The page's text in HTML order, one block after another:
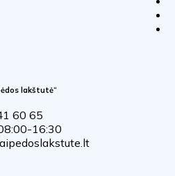
lakštutė“
60 65
16:30